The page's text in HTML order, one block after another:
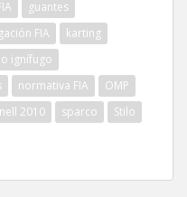
guantes
FIA
karting
ignífugo
normativa FIA
OMP
2010 sparco
Stilo